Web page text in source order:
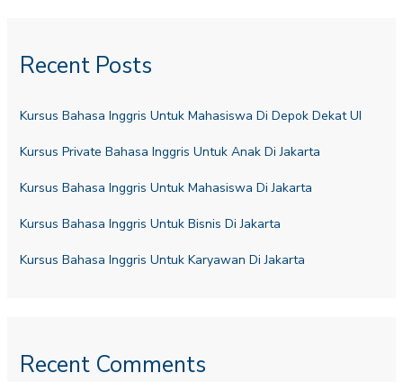
Recent Posts
Kursus Bahasa Inggris Untuk Mahasiswa Di Depok Dekat UI
Kursus Private Bahasa Inggris Untuk Anak Di Jakarta
Kursus Bahasa Inggris Untuk Mahasiswa Di Jakarta
Kursus Bahasa Inggris Untuk Bisnis Di Jakarta
Kursus Bahasa Inggris Untuk Karyawan Di Jakarta
Recent Comments